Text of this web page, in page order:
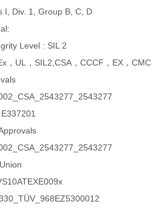
I, Div. 1, Group B, C, D
Level : SIL 2
，UL，SIL2,CSA，CCCF，EX，CMC